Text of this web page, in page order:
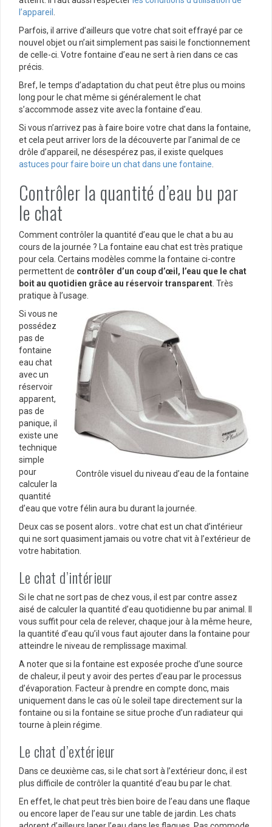
l’appareil
Parfois, il arrive d’ailleurs que votre chat soit effrayé par ce
nouvel objet ou n’ait simplement pas saisi le fonctionnement
de celle-ci. Votre fontaine d’eau ne sert à rien dans ce cas
précis.
Bref, le temps d’adaptation du chat peut être plus ou moins
long pour le chat même si généralement le chat
s’accommode assez vite avec la fontaine d’eau.
Si vous n’arrivez pas à faire boire votre chat dans la fontaine,
et cela peut arriver lors de la découverte par l’animal de ce
drôle d’appareil, ne désespérez pas, il existe quelques
astuces pour faire boire un chat dans une fontaine
Contrôler la quantité d’eau bu par
le chat
Comment contrôler la quantité d’eau que le chat a bu au
cours de la journée ? La fontaine eau chat est très pratique
pour cela. Certains modèles comme la fontaine ci-contre
permettent de contrôler d’un coup d’œil, l’eau que le chat
boit au quotidien grâce au réservoir transparent . Très
pratique à l’usage.
Contrôle visuel du niveau d’eau de la fontaine
Si vous ne
possédez
pas de
fontaine
eau chat
avec un
réservoir
apparent,
pas de
panique, il
existe une
technique
simple
pour
calculer la
quantité
d’eau que votre félin aura bu durant la journée.
Deux cas se posent alors.. votre chat est un chat d’intérieur
qui ne sort quasiment jamais ou votre chat vit à l’extérieur de
votre habitation.
Le chat d’intérieur
Si le chat ne sort pas de chez vous, il est par contre assez
aisé de calculer la quantité d’eau quotidienne bu par animal. Il
vous suffit pour cela de relever, chaque jour à la même heure,
la quantité d’eau qu’il vous faut ajouter dans la fontaine pour
atteindre le niveau de remplissage maximal.
A noter que si la fontaine est exposée proche d’une source
de chaleur, il peut y avoir des pertes d’eau par le processus
d’évaporation. Facteur à prendre en compte donc, mais
uniquement dans le cas où le soleil tape directement sur la
fontaine ou si la fontaine se situe proche d’un radiateur qui
tourne à plein régime.
Le chat d’extérieur
Dans ce deuxième cas, si le chat sort à l’extérieur donc, il est
plus difficile de contrôler la quantité d’eau bu par le chat.
En effet, le chat peut très bien boire de l’eau dans une flaque
ou encore laper de l’eau sur une table de jardin. Les chats